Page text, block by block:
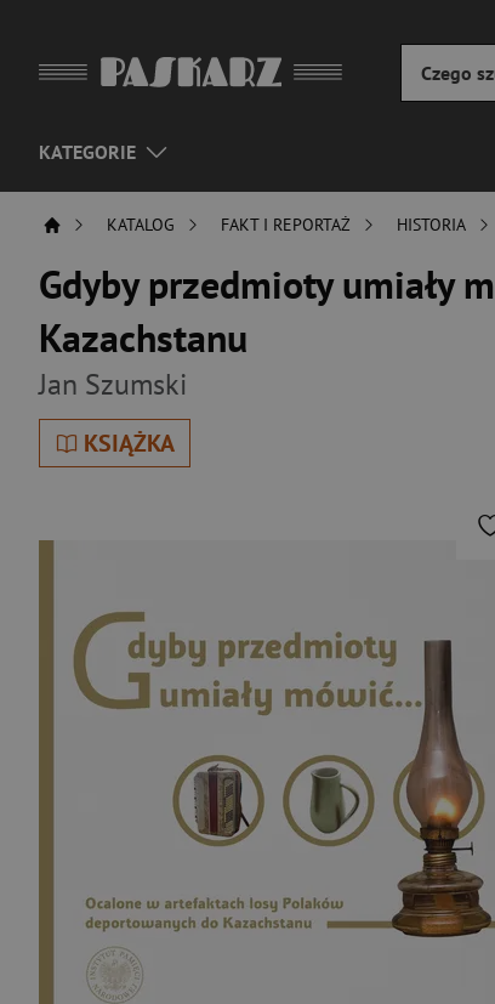
KATEGORIE
KATALOG FAKT I REPORTAŻ HISTORIA
Gdyby przedmioty umiały
Kazachstanu
Jan Szumski
KSIĄŻKA